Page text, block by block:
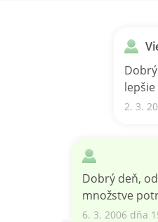
lepšie
2. 3.
Dobrý deň,
množstve
6. 3. 2006 dňa